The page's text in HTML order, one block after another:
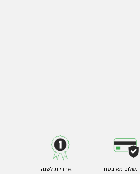
תשלום מאובטח אחריות לשנה